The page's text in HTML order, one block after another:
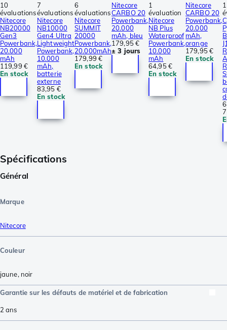
10
évaluations
Nitecore
NB20000
Gen3
Powerbank,
20.000
mAh
119,99 €
En stock
7
évaluations
Nitecore
NB10000
Gen4 Ultra
Lightweight
Powerbank,
10.000
mAh,
batterie
externe
83,95 €
En stock
6
évaluations
Nitecore
SUMMIT
20000
Powerbank,
20.000mAh
179,99 €
En stock
Nitecore
CARBO 20
Powerbank,
20.000
mAh, bleu
179,95 €
± 3 jours
1
évaluation
Nitecore
NB Plus
Waterproof
Powerbank,
10.000
mAh
64,95 €
En stock
Nitecore
CARBO 20
Powerbank,
20.000
mAh,
orange
179,95 €
En stock
1
Spécifications
Général
Marque
Nitecore
Couleur
jaune, noir
Garantie sur les défauts de matériel et de fabrication
2 ans